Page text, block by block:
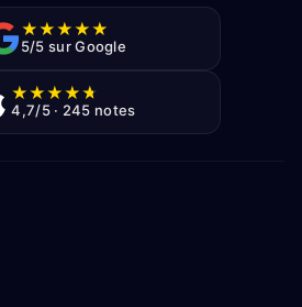
★★★★★
5/5 sur Google
★★★★★
4,7/5 · 245 notes